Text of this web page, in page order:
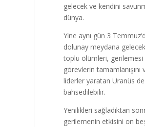
gelecek ve kendini
dünya.
Yine aynı gün 3
dolunay meydana
toplu ölümleri, gerilemesi
görevlerin
liderler yaratan Uranüs
bahsedilebilir.
Yenilikleri sağladıktan
gerilemenin etkisini on